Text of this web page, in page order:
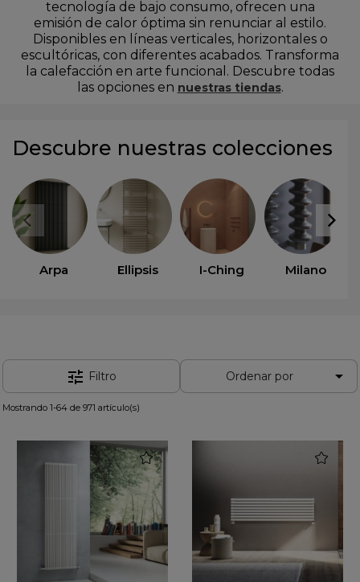
tecnología de bajo consumo, ofrecen una
emisión de calor óptima sin renunciar al estilo.
Disponibles en líneas verticales, horizontales o
escultóricas, con diferentes acabados. Transforma
la calefacción en arte funcional. Descubre todas
las opciones en nuestras tiendas.
Descubre nuestras colecciones
Arpa Ellipsis I-Ching Milano
tune Filtro Ordenar por 
Mostrando 1-64 de 971 artículo(s)
favorite